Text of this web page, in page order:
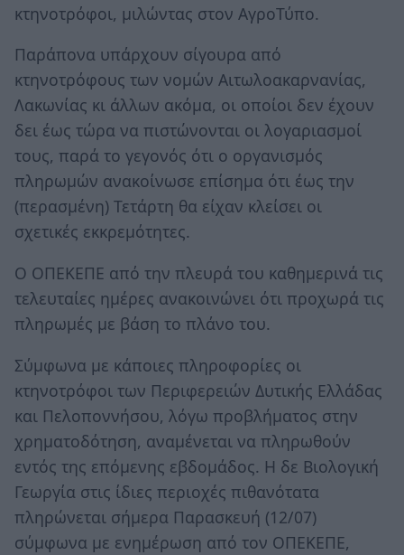
κτηνοτρόφοι, μιλώντας στον ΑγροΤύπο.
Παράπονα υπάρχουν σίγουρα από
κτηνοτρόφους των νομών Αιτωλοακαρνανίας,
Λακωνίας κι άλλων ακόμα, οι οποίοι δεν έχουν
δει έως τώρα να πιστώνονται οι λογαριασμοί
τους, παρά το γεγονός ότι ο οργανισμός
πληρωμών ανακοίνωσε επίσημα ότι έως την
(περασμένη) Τετάρτη θα είχαν κλείσει οι
σχετικές εκκρεμότητες.
Ο ΟΠΕΚΕΠΕ από την πλευρά του καθημερινά τις
τελευταίες ημέρες ανακοινώνει ότι προχωρά τις
πληρωμές με βάση το πλάνο του.
Σύμφωνα με κάποιες πληροφορίες οι
κτηνοτρόφοι των Περιφερειών Δυτικής Ελλάδας
και Πελοποννήσου, λόγω προβλήματος στην
χρηματοδότηση, αναμένεται να πληρωθούν
εντός της επόμενης εβδομάδος. Η δε Βιολογική
Γεωργία στις ίδιες περιοχές πιθανότατα
πληρώνεται σήμερα Παρασκευή (12/07)
σύμφωνα με ενημέρωση από τον ΟΠΕΚΕΠΕ,